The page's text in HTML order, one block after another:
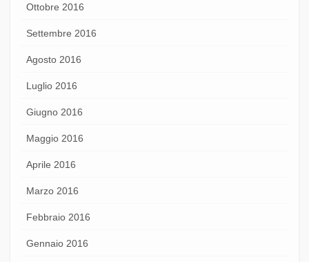
Ottobre 2016
Settembre 2016
Agosto 2016
Luglio 2016
Giugno 2016
Maggio 2016
Aprile 2016
Marzo 2016
Febbraio 2016
Gennaio 2016